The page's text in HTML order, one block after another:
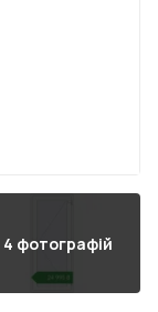
4 фотографій